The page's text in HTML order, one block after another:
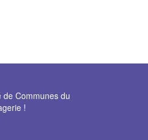
Communes du
!